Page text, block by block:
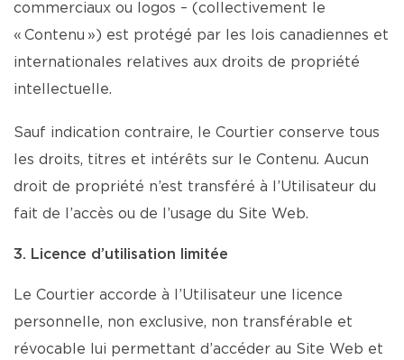
commerciaux ou logos – (collectivement le
« Contenu ») est protégé par les lois canadiennes et
internationales relatives aux droits de propriété
intellectuelle.
Sauf indication contraire, le Courtier conserve tous
les droits, titres et intérêts sur le Contenu. Aucun
droit de propriété n’est transféré à l’Utilisateur du
fait de l’accès ou de l’usage du Site Web.
3. Licence d’utilisation limitée
Le Courtier accorde à l’Utilisateur une licence
personnelle, non exclusive, non transférable et
révocable lui permettant d’accéder au Site Web et